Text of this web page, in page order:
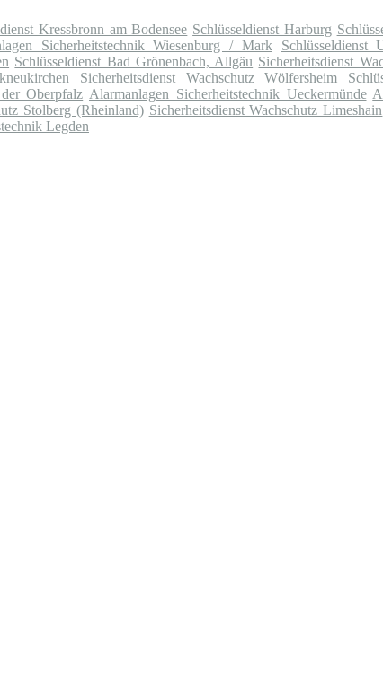
Kressbronn am Bodensee Schlüsseldienst Harburg
Sicherheitstechnik Wiesenburg / Mark Schlüsseldienst
Schlüsseldienst Bad Grönenbach, Allgäu Sicherheitsdienst
Sicherheitsdienst Wachschutz Wölfersheim
Oberpfalz Alarmanlagen Sicherheitstechnik Ueckermünde
Stolberg (Rheinland) Sicherheitsdienst Wachschutz Limeshain
Legden